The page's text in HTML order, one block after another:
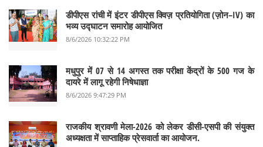
डीपीएस रांची में इंटर डीपीएस क्विज़ प्रतियोगिता (ज़ोन–IV) का
भव्य उद्घाटन समारोह आयोजित
8/6/2026 10:32:22 PM
मधुपुर में 07 से 14 अगस्त तक परीक्षा केंद्रों के 500 गज के
दायरे में लागू रहेगी निषेधाज्ञा
8/6/2026 9:47:29 PM
राजकीय श्रावणी मेला-2026 को लेकर डीसी-एसपी की संयुक्त
अध्यक्षता में साप्ताहिक प्रेसवार्ता का आयोजन.